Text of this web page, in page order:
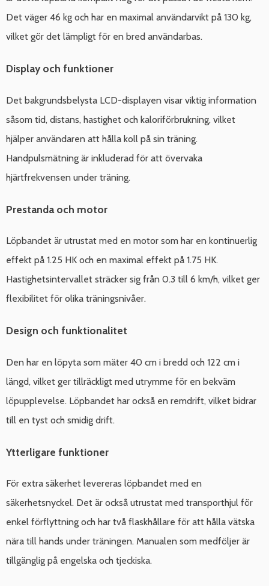
Det väger 46 kg och har en maximal användarvikt på 130 kg,
vilket gör det lämpligt för en bred användarbas.
Display och funktioner
Det bakgrundsbelysta LCD-displayen visar viktig information
såsom tid, distans, hastighet och kaloriförbrukning, vilket
hjälper användaren att hålla koll på sin träning.
Handpulsmätning är inkluderad för att övervaka
hjärtfrekvensen under träning.
Prestanda och motor
Löpbandet är utrustat med en motor som har en kontinuerlig
effekt på 1.25 HK och en maximal effekt på 1.75 HK.
Hastighetsintervallet sträcker sig från 0.3 till 6 km/h, vilket ger
flexibilitet för olika träningsnivåer.
Design och funktionalitet
Den har en löpyta som mäter 40 cm i bredd och 122 cm i
längd, vilket ger tillräckligt med utrymme för en bekväm
löpupplevelse. Löpbandet har också en remdrift, vilket bidrar
till en tyst och smidig drift.
Ytterligare funktioner
För extra säkerhet levereras löpbandet med en
säkerhetsnyckel. Det är också utrustat med transporthjul för
enkel förflyttning och har två flaskhållare för att hålla vätska
nära till hands under träningen. Manualen som medföljer är
tillgänglig på engelska och tjeckiska.